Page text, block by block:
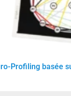
Profiling basée